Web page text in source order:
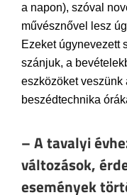
a napon), szóval
művésznővel lesz
Ezeket úgynevezett
szánjuk, a
eszközöket veszünk
beszédtechnika
– A tavalyi
változások,
események